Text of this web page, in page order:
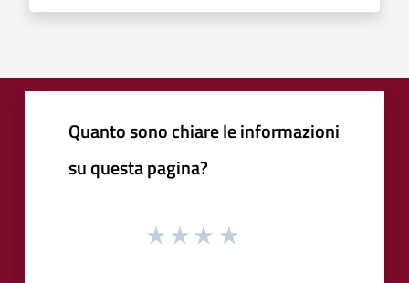
Quanto sono chiare le informazioni
su questa pagina?